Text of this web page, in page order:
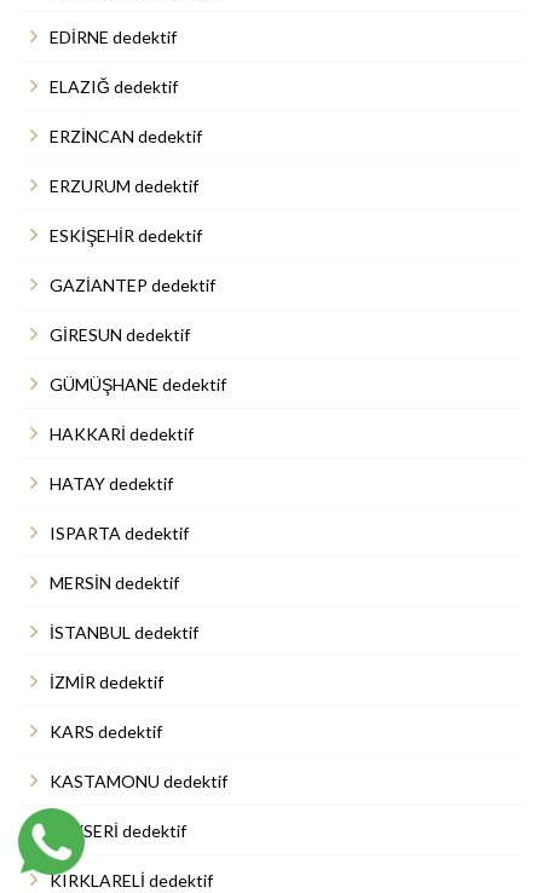
EDİRNE dedektif
ELAZIĞ dedektif
ERZİNCAN dedektif
ERZURUM dedektif
ESKİŞEHİR dedektif
GAZİANTEP dedektif
GİRESUN dedektif
GÜMÜŞHANE dedektif
HAKKARİ dedektif
HATAY dedektif
ISPARTA dedektif
MERSİN dedektif
İSTANBUL dedektif
İZMİR dedektif
KARS dedektif
KASTAMONU dedektif
KAYSERİ dedektif
KIRKLARELİ dedektif